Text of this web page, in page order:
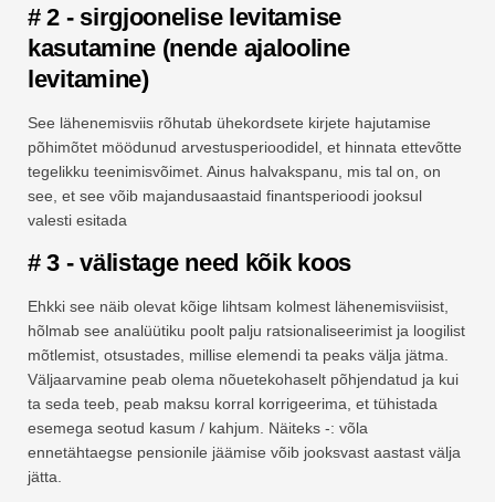
# 2 - sirgjoonelise levitamise
kasutamine (nende ajalooline
levitamine)
See lähenemisviis rõhutab ühekordsete kirjete hajutamise
põhimõtet möödunud arvestusperioodidel, et hinnata ettevõtte
tegelikku teenimisvõimet. Ainus halvakspanu, mis tal on, on
see, et see võib majandusaastaid finantsperioodi jooksul
valesti esitada
# 3 - välistage need kõik koos
Ehkki see näib olevat kõige lihtsam kolmest lähenemisviisist,
hõlmab see analüütiku poolt palju ratsionaliseerimist ja loogilist
mõtlemist, otsustades, millise elemendi ta peaks välja jätma.
Väljaarvamine peab olema nõuetekohaselt põhjendatud ja kui
ta seda teeb, peab maksu korral korrigeerima, et tühistada
esemega seotud kasum / kahjum. Näiteks -: võla
ennetähtaegse pensionile jäämise võib jooksvast aastast välja
jätta.